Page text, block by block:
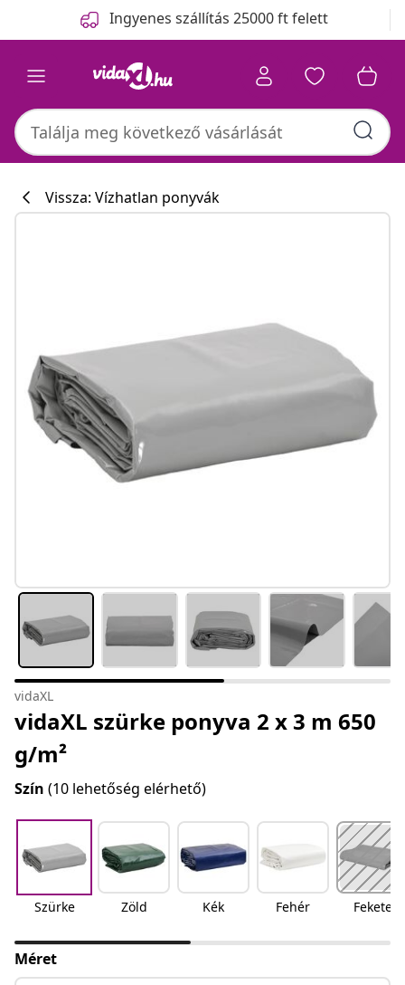
Ingyenes szállítás 25000 ft felett
Vissza: Vízhatlan ponyvák
vidaXL
vidaXL szürke ponyva 2 x 3 m 650
g/m²
Szín (10 lehetőség elérhető)
Szürke Zöld Kék Fehér Fekete
Méret